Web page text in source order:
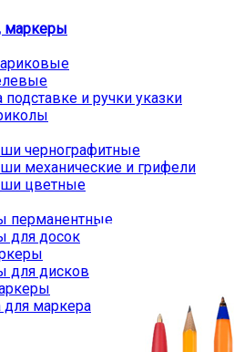
маркеры
подставке и ручки указки
чернографитные
механические и грифели
цветные
перманентные
для досок
для дисков
для маркера